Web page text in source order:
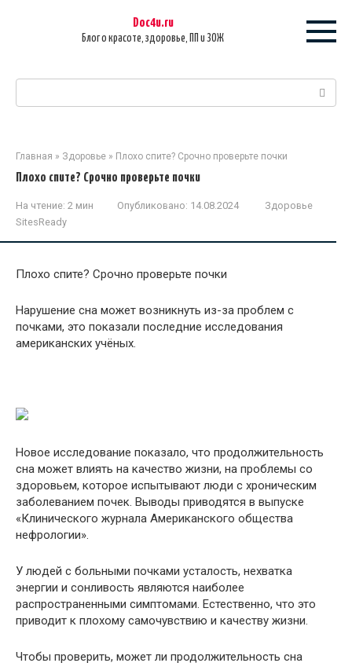
Doc4u.ru
Блог о красоте, здоровье, ПП и ЗОЖ
Главная » Здоровье » Плохо спите? Срочно проверьте почки
Плохо спите? Срочно проверьте почки
На чтение: 2 мин Опубликовано: 14.08.2024
Здоровье
SitesReady
Плохо спите? Срочно проверьте почки
Нарушение сна может возникнуть из-за проблем с
почками, это показали последние исследования
американских учёных.
Новое исследование показало, что продолжительность
сна может влиять на качество жизни, на проблемы со
здоровьем, которое испытывают люди с хроническим
заболеванием почек. Выводы приводятся в выпуске
«Клинического журнала Американского общества
нефрологии».
У людей с больными почками усталость, нехватка
энергии и сонливость являются наиболее
распространенными симптомами. Естественно, что это
приводит к плохому самочувствию и качеству жизни.
Чтобы проверить, может ли продолжительность сна